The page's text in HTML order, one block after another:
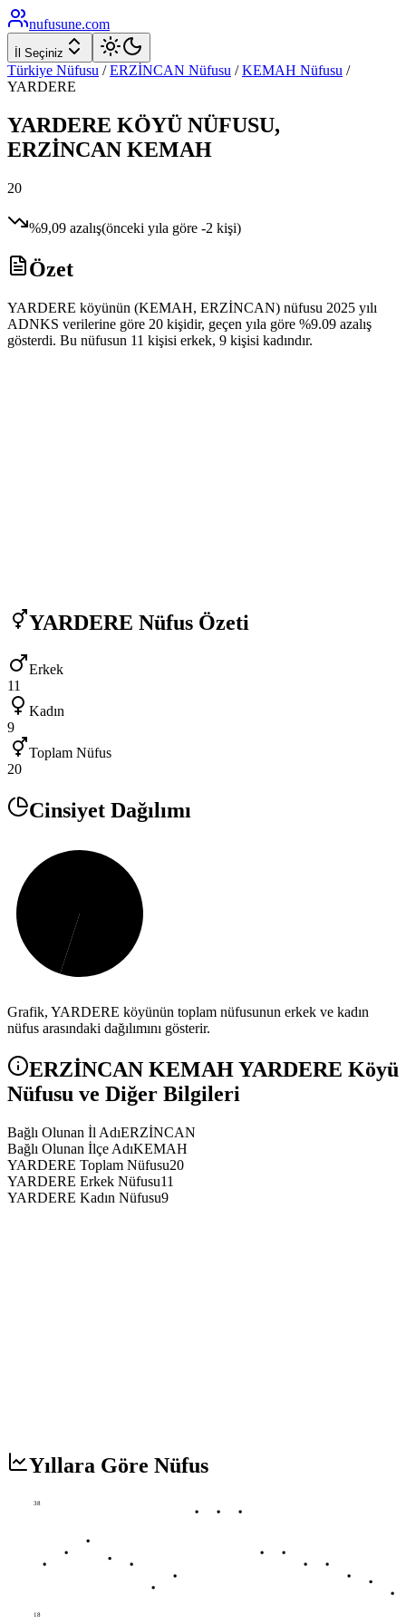
nufusune.com
İl Seçiniz
Türkiye Nüfusu / ERZİNCAN Nüfusu / KEMAH Nüfusu /
YARDERE
YARDERE KÖYÜ NÜFUSU,
ERZİNCAN KEMAH
20
%9,09 azalış(önceki yıla göre -2 kişi)
Özet
YARDERE köyünün (KEMAH, ERZİNCAN) nüfusu 2025 yılı
ADNKS verilerine göre 20 kişidir, geçen yıla göre %9.09 azalış
gösterdi. Bu nüfusun 11 kişisi erkek, 9 kişisi kadındır.
YARDERE Nüfus Özeti
Erkek
11
Kadın
9
Toplam Nüfus
20
Cinsiyet Dağılımı
Grafik, YARDERE köyünün toplam nüfusunun erkek ve kadın
nüfus arasındaki dağılımını gösterir.
ERZİNCAN KEMAHYARDERE Köyü
Nüfusu ve Diğer Bilgileri
Bağlı Olunan İl AdıERZİNCAN
Bağlı Olunan İlçe AdıKEMAH
YARDERE Toplam Nüfusu20
YARDERE Erkek Nüfusu11
YARDERE Kadın Nüfusu9
Yıllara Göre Nüfus
38
18